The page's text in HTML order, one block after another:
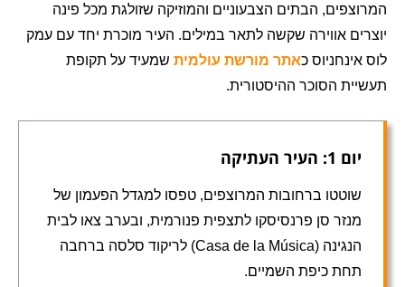
המרוצפים, הבתים הצבעוניים והמוזיקה שזולגת מכל פינה
יוצרים אווירה שקשה לתאר במילים. העיר מוכרת יחד עם עמק
לוס אינחניוס כאתר מורשת עולמית שמעיד על תקופת
תעשיית הסוכר ההיסטורית.
יום 1: העיר העתיקה
שוטטו ברחובות המרוצפים, טפסו למגדל הפעמון של
מנזר סן פרנסיסקו לתצפית פנורמית, ובערב צאו לבית
הנגינה (Casa de la Música) לריקוד סלסה ברחבה
תחת כיפת השמיים.